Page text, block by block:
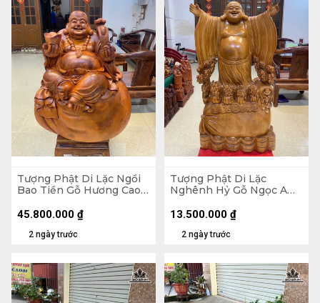
Tượng Phật Di Lặc Ngồi
Bao Tiền Gỗ Hương Cao
- 155kg
2 ngày trước
45.800.000 ₫
Tượng Phật Di Lặc
Nghênh Hỷ Gỗ Ngọc Am
(cm)
2 ngày trước
13.500.000 ₫